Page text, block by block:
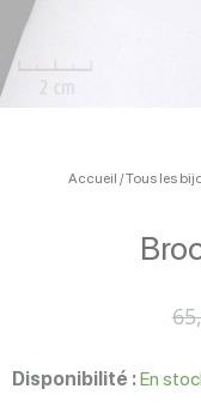
Accueil /Tous les
Disponibilité :En
de